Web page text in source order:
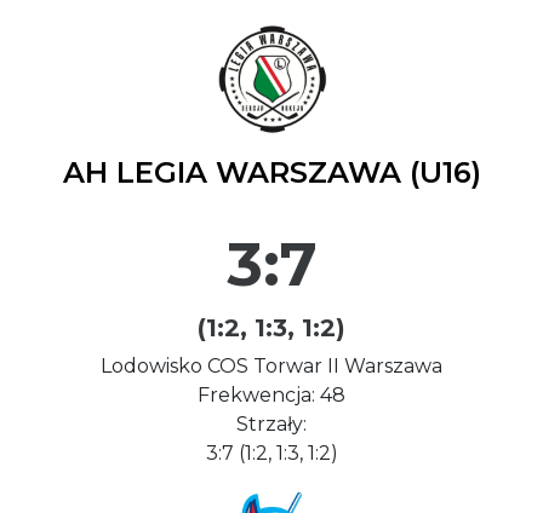
AH LEGIA WARSZAWA (U16)
3:7
(1:2, 1:3, 1:2)
Lodowisko COS Torwar II Warszawa
Frekwencja: 48
Strzały:
3:7 (1:2, 1:3, 1:2)